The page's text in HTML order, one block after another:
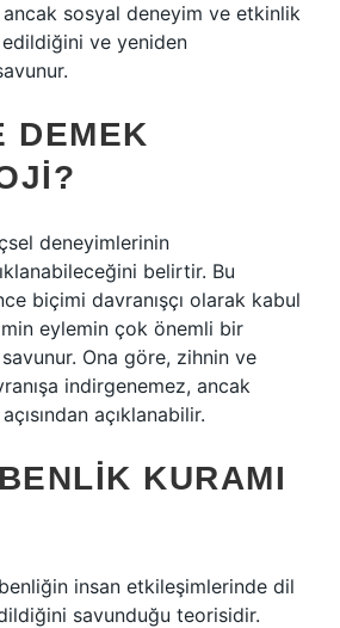
sosyal deneyim ve etkinlik
ve yeniden
DEMEK
deneyimlerinin
belirtir. Bu
biçimi davranışçı olarak kabul
eylemin çok önemli bir
Ona göre, zihnin ve
indirgenemez, ancak
açıklanabilir.
KURAMI
insan etkileşimlerinde dil
savunduğu teorisidir.